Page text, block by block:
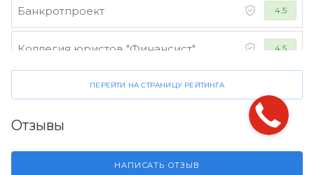
Банкротпроект 4.5
Коллегия юристов "Финансист" 4.5
ПЕРЕЙТИ НА СТРАНИЦУ РЕЙТИНГА
Отзывы
НАПИСАТЬ ОТЗЫВ